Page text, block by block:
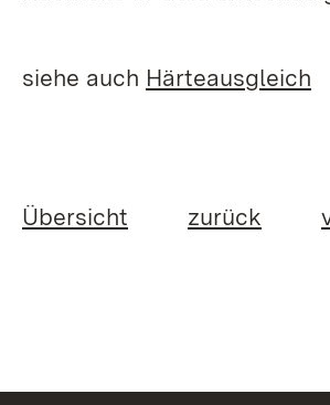
siehe auch Härteausgleich
Übersicht zurück